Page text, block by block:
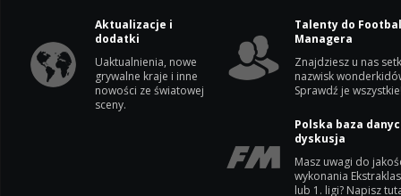
Aktualizacje i
dodatki
Uaktualnienia, nowe
grywalne kraje i inne
nowości ze światowej
sceny.
Talenty do
Managera
Znajdziesz u nas
nazwisk
Sprawdź je
Polska baza
dyskusja
Masz uwagi do
wykonania
lub 1. ligi? Napisz